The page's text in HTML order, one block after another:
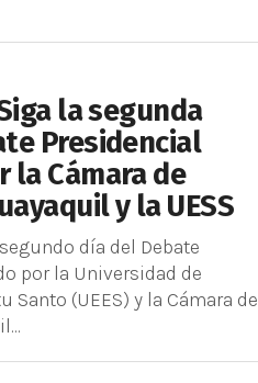
la segunda
Presidencial
la Cámara de
y la UESS
día del Debate
por la Universidad de
Santo (UEES) y la Cámara de